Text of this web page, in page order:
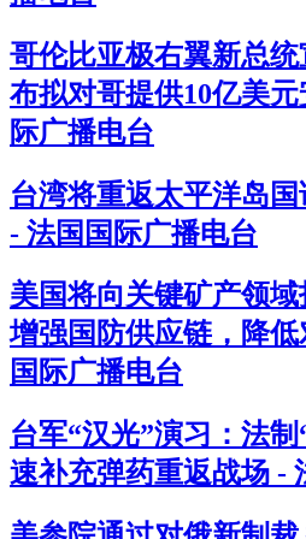
哥伦比亚极右翼新总
布拟对哥提供10亿美
际广播电台
台湾将重返太平洋岛
- 法国国际广播电台
美国将向关键矿产领
增强国防供应链，降低
国际广播电台
台军“汉光”演习：法
速补充弹药重返战场 -